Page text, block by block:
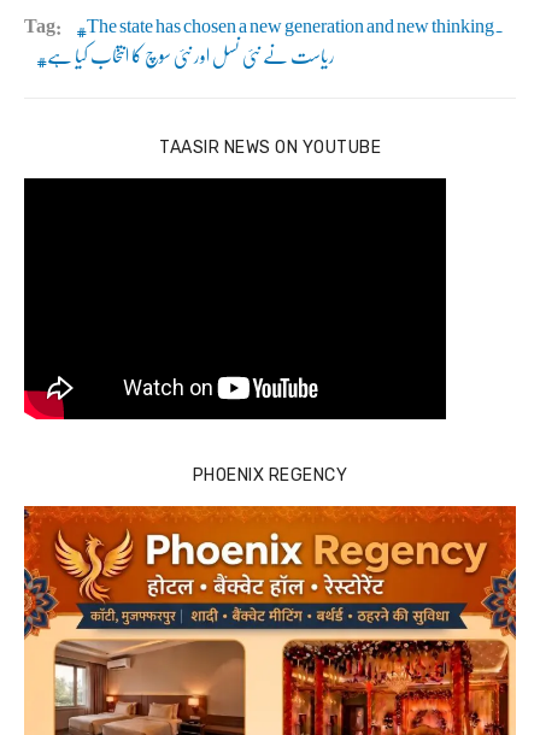
Tag: The state has chosen a new generation and new thinking.
ریاست نے نئی نسل اور نئی سوچ کا انتخاب کیا ہے
TAASIR NEWS ON YOUTUBE
PHOENIX REGENCY